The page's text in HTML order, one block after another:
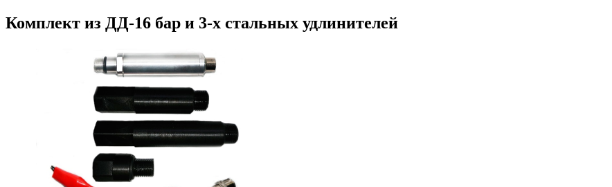
Комплект из ДД-16 бар и 3-х стальных удлинителей